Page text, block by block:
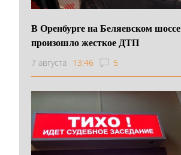
В Оренбурге на Беляевском шоссе
произошло жесткое ДТП
7 августа 13:46 5